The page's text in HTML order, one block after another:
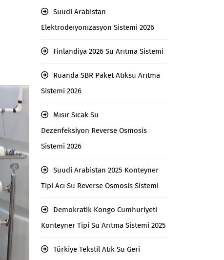
Suudi Arabistan
Elektrodeıyonızasyon Sistemi 2026
Finlandiya 2026 Su Arıtma Sistemi
Ruanda SBR Paket Atıksu Arıtma
Sistemi 2026
Mısır Sıcak Su
Dezenfeksiyon Reverse Osmosis
Sistemi 2026
Suudi Arabistan 2025 Konteyner
Tipi Acı Su Reverse Osmosis Sistemi
Demokratik Kongo Cumhuriyeti
Konteyner Tipi Su Arıtma Sistemi 2025
Türkiye Tekstil Atık Su Geri